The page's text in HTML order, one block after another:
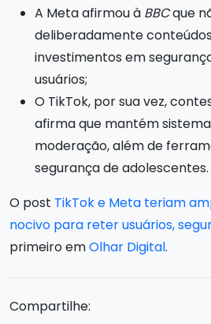
A Meta afirmou à BBCque
deliberadamente
investimentos em
usuários;
O TikTok, por sua vez,
afirma que mantém
moderação, além de
segurança de adolescentes.
O post TikTok e Meta teriam
nocivo para reter usuários,
primeiro emOlhar Digital.
Compartilhe: